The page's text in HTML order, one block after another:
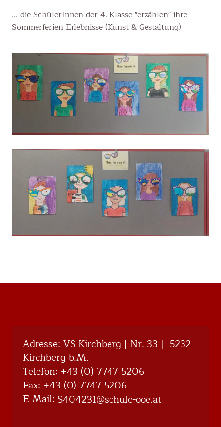
... die SchülerInnen der 4. Klasse "erzählen" ihre
Sommerferien-Erlebnisse (Kunst & Gestaltung)
Adresse: VS Kirchberg | Nr. 33 | 5232
Kirchberg b.M.
Telefon: +43 (0) 7747 5206
Fax: +43 (0) 7747 5206
E-Mail:
ta.eoo-eluhcs
@132404S